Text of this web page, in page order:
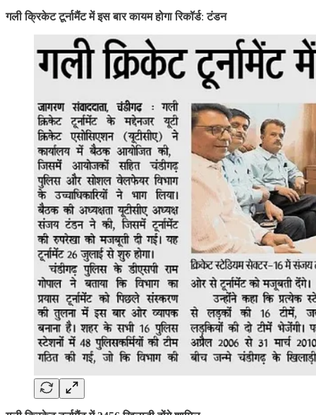
गली क्रिकेट टूर्नामैंट में इस बार कायम होगा रिकॉर्ड:टंडन